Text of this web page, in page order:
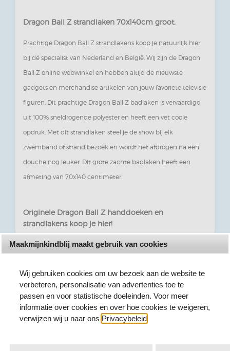
Dragon Ball Z strandlaken 70x140cm groot.
Prachtige Dragon Ball Z strandlakens koop je natuurlijk hier
bij dé specialist van Nederland en België. Wij zijn de Dragon
Ball Z online webwinkel en hebben altijd de nieuwste
gadgets en merchandise artikelen van jouw favoriete televisie
figuren. Dit prachtige Dragon Ball Z badlaken is vervaardigd
uit 100% sneldrogende polyester en heeft een vet coole
opdruk. Met dit strandlaken steel je de show bij elk
zwemband of strand bezoek en wordt het afdrogen na een
douche nog leuker. Dit grote zachte badlaken heeft een
afmeting van 70x140 centimeter.
Originele Dragon Ball Z handdoeken en
strandlakens koop je hier!
Maakmijnkindblij heeft altijd een ruim assortiment aan
Exclusieve dessins, fraaie ontwerpen en de leukste prints van
jouw helden uit de bekende en populaire anime tekenfilm
serie. Voor elk wat wils en als wij het niet hebben wie dan wel?
Een Dragon Ball Z badlaken of strandlaken met prachtige
Maakmijnkindblij maakt gebruik van cookies
Wij gebruiken cookies om uw bezoek aan de website te
verbeteren, personalisatie van advertenties toe te
passen en voor statistische doeleinden. Voor meer
informatie over cookies en over hoe cookies te weigeren,
verwijzen wij u naar ons Privacybeleid